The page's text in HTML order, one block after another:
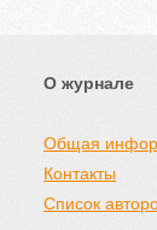
О журнале
Общая
Контакты
Список